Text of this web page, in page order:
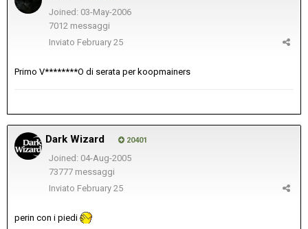
Joined: 03-May-2006
7012 messaggi
Inviato February 25
Primo V********O di serata per koopmainers
Dark Wizard 20401
Joined: 04-Aug-2005
73777 messaggi
Inviato February 25
perin con i piedi